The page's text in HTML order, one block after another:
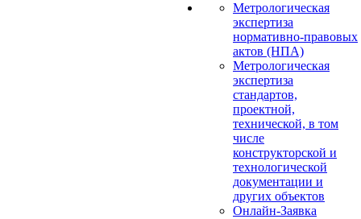
Метрологическая
экспертиза
нормативно-правовых
актов (НПА)
Метрологическая
экспертиза
стандартов,
проектной,
технической, в том
числе
конструкторской и
технологической
документации и
других объектов
Онлайн-Заявка